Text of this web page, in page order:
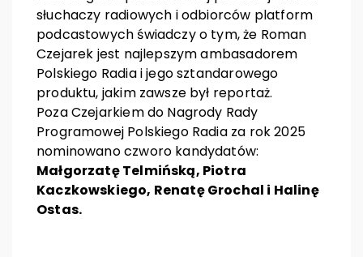
słuchaczy radiowych i odbiorców platform
podcastowych świadczy o tym, że Roman
Czejarek jest najlepszym ambasadorem
Polskiego Radia i jego sztandarowego
produktu, jakim zawsze był reportaż.
Poza Czejarkiem do Nagrody Rady
Programowej Polskiego Radia za rok 2025
nominowano czworo kandydatów:
Małgorzatę Telmińską, Piotra
Kaczkowskiego, Renatę Grochal i Halinę
Ostas.